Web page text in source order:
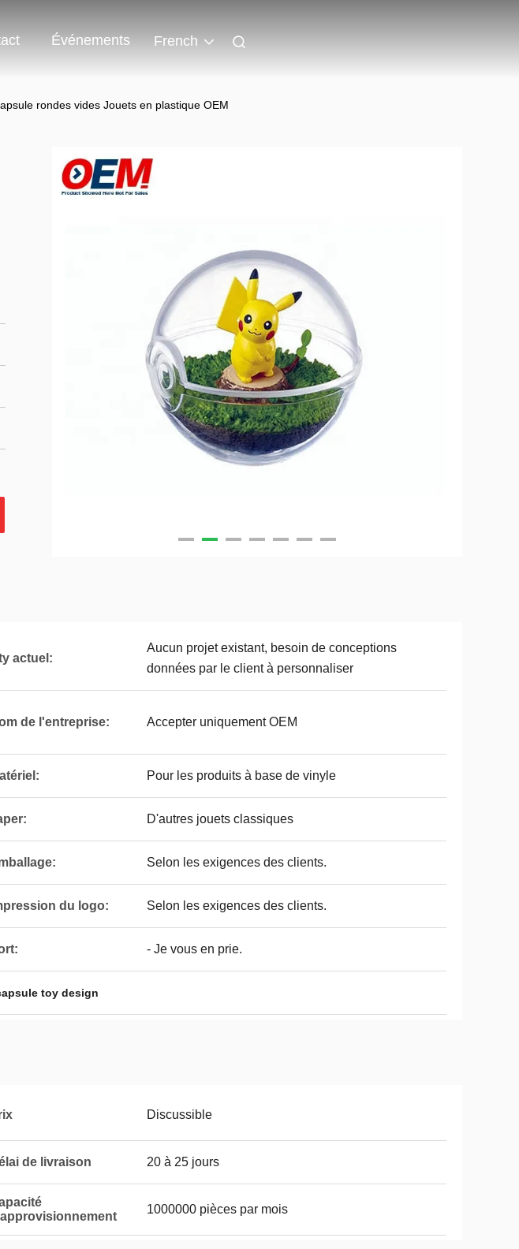
Événements French
rondes vides Jouets en plastique OEM
actuel:
Aucun projet existant, besoin de conceptions
données par le client à personnaliser
de l'entreprise: Accepter uniquement OEM
Pour les produits à base de vinyle
D'autres jouets classiques
Selon les exigences des clients.
du logo: Selon les exigences des clients.
- Je vous en prie.
toy design
Discussible
de livraison 20 à 25 jours
1000000 pièces par mois